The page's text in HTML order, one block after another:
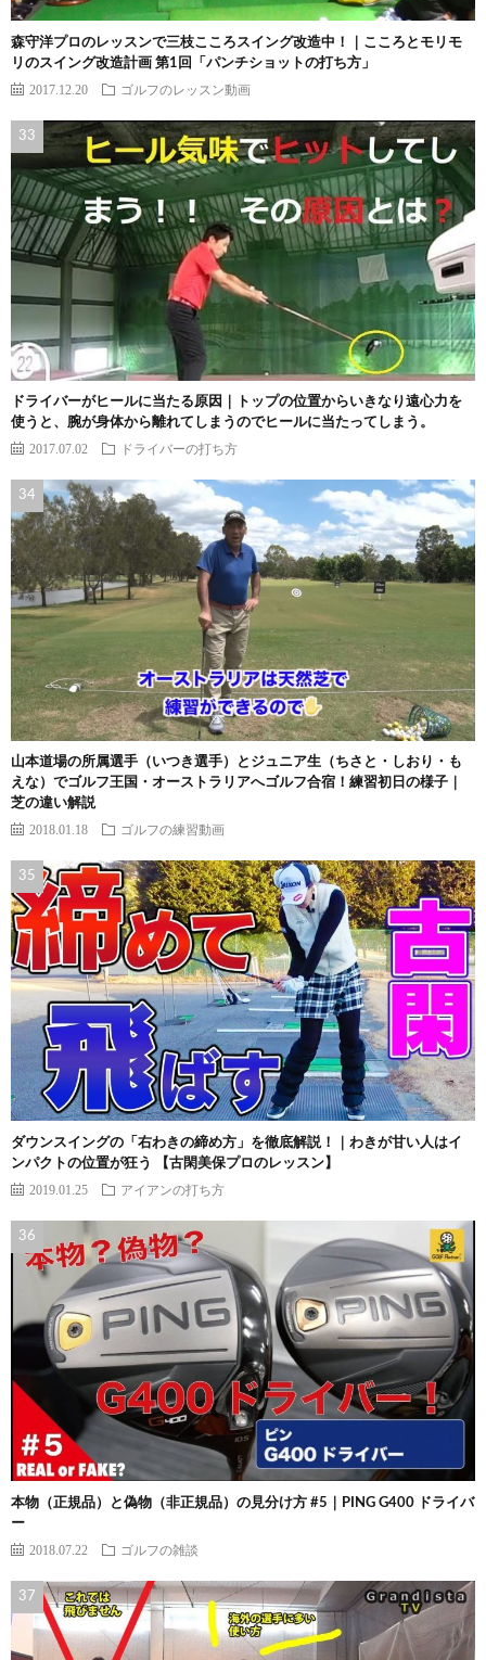
森守洋プロのレッスンで三枝こころスイング改造中！｜こころとモリモ
リのスイング改造計画 第1回「パンチショットの打ち方」
2017.12.20 ゴルフのレッスン動画
ドライバーがヒールに当たる原因｜トップの位置からいきなり遠心力を
使うと、腕が身体から離れてしまうのでヒールに当たってしまう。
2017.07.02 ドライバーの打ち方
山本道場の所属選手（いつき選手）とジュニア生（ちさと・しおり・も
えな）でゴルフ王国・オーストラリアへゴルフ合宿！練習初日の様子｜
芝の違い解説
2018.01.18 ゴルフの練習動画
ダウンスイングの「右わきの締め方」を徹底解説！｜わきが甘い人はイ
ンパクトの位置が狂う 【古閑美保プロのレッスン】
2019.01.25 アイアンの打ち方
本物（正規品）と偽物（非正規品）の見分け方 #5｜PING G400 ドライバ
ー
2018.07.22 ゴルフの雑談